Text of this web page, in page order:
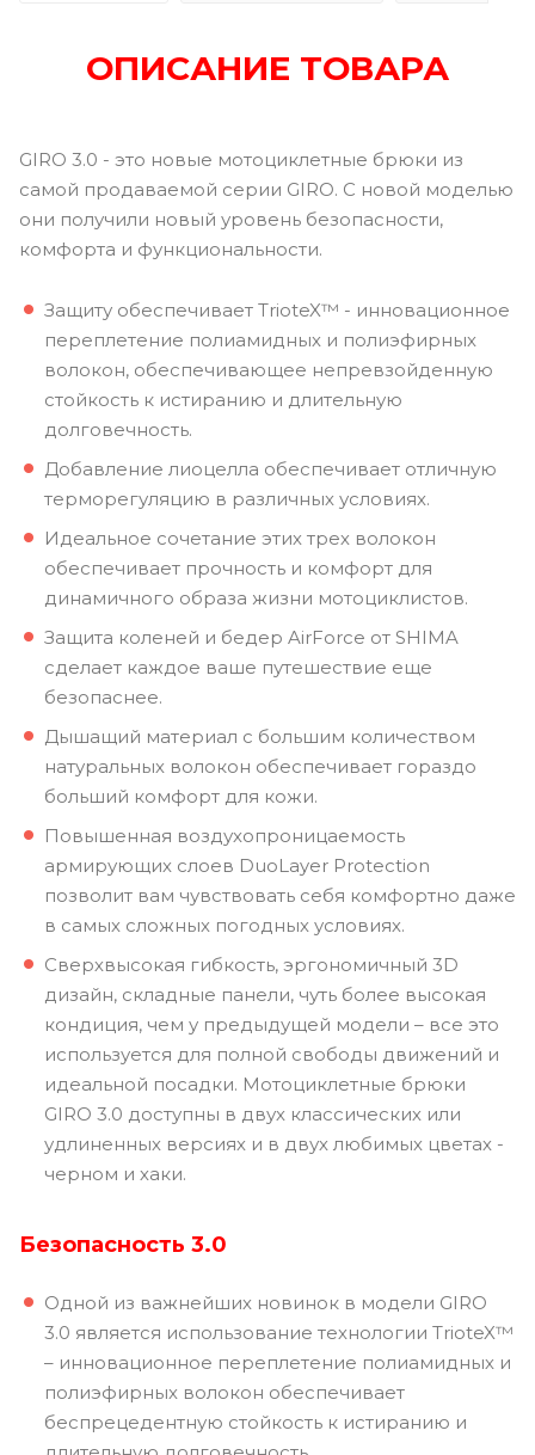
ОПИСАНИЕ ТОВАРА
GIRO 3.0 - это новые мотоциклетные брюки из
самой продаваемой серии GIRO. С новой моделью
они получили новый уровень безопасности,
комфорта и функциональности.
Защиту обеспечивает TrioteX™ - инновационное
переплетение полиамидных и полиэфирных
волокон, обеспечивающее непревзойденную
стойкость к истиранию и длительную
долговечность.
Добавление лиоцелла обеспечивает отличную
терморегуляцию в различных условиях.
Идеальное сочетание этих трех волокон
обеспечивает прочность и комфорт для
динамичного образа жизни мотоциклистов.
Защита коленей и бедер AirForce от SHIMA
сделает каждое ваше путешествие еще
безопаснее.
Дышащий материал с большим количеством
натуральных волокон обеспечивает гораздо
больший комфорт для кожи.
Повышенная воздухопроницаемость
армирующих слоев DuoLayer Protection
позволит вам чувствовать себя комфортно даже
в самых сложных погодных условиях.
Сверхвысокая гибкость, эргономичный 3D
дизайн, складные панели, чуть более высокая
кондиция, чем у предыдущей модели – все это
используется для полной свободы движений и
идеальной посадки. Мотоциклетные брюки
GIRO 3.0 доступны в двух классических или
удлиненных версиях и в двух любимых цветах -
черном и хаки.
Безопасность 3.0
Одной из важнейших новинок в модели GIRO
3.0 является использование технологии TrioteX™
– инновационное переплетение полиамидных и
полиэфирных волокон обеспечивает
беспрецедентную стойкость к истиранию и